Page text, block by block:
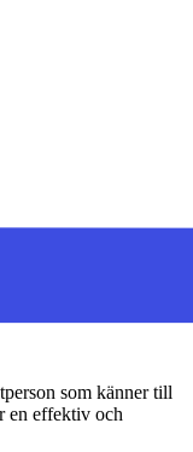
som känner till
en effektiv och